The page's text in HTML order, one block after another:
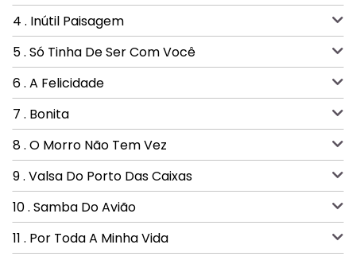
4 . Inútil Paisagem
5 . Só Tinha De Ser Com Você
6 . A Felicidade
7 . Bonita
8 . O Morro Não Tem Vez
9 . Valsa Do Porto Das Caixas
10 . Samba Do Avião
11 . Por Toda A Minha Vida